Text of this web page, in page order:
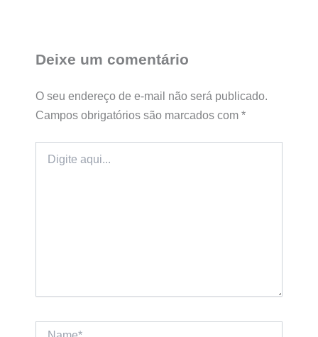
Deixe um comentário
O seu endereço de e-mail não será publicado.
Campos obrigatórios são marcados com *
aqui...